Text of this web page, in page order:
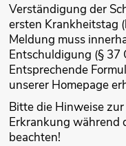
Verständigung der
ersten Krankheitstag
Meldung muss
Entschuldigung (§ 37
Entsprechende
unserer Homepage
Bitte die Hinweise
Erkrankung während
beachten!